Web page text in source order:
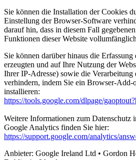
Sie können die Installation der Cookies
Einstellung der Browser-Software
darauf hin, dass in diesem Fall
Funktionen dieser Website
Sie können darüber hinaus die
erzeugten und auf Ihre Nutzung der
Ihrer IP-Adresse) sowie die
verhindern, indem Sie ein Browser-Add-
installieren:
https://tools.google.com/dlpage/
Weitere Informationen zum Datenschutz
Google Analytics finden Sie hier:
https://support.google.com/analytics/
Anbieter: Google Ireland Ltd • Gordon